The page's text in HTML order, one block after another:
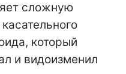
сложную
который
и видоизменил